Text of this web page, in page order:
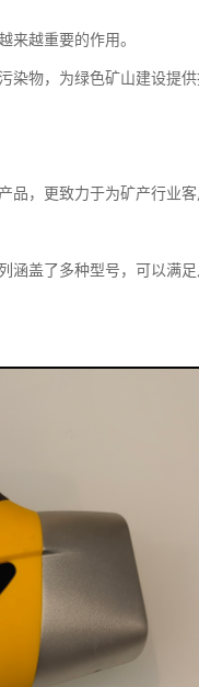
来越重要的作用。
物，为绿色矿山建设提供
品，更致力于为矿产行业
涵盖了多种型号，可以满